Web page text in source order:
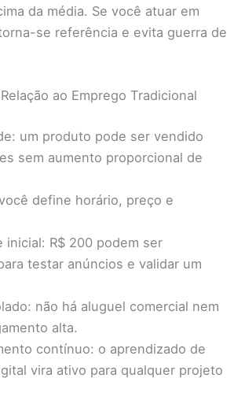
da média. Se você atuar em
se referência e evita guerra de
ao Emprego Tradicional
um produto pode ser vendido
sem aumento proporcional de
define horário, preço e
inicial: R$ 200 podem ser
testar anúncios e validar um
não há aluguel comercial nem
alta.
contínuo: o aprendizado de
vira ativo para qualquer projeto